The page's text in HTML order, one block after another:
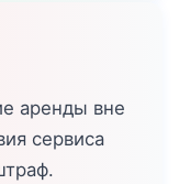
аренды вне
сервиса